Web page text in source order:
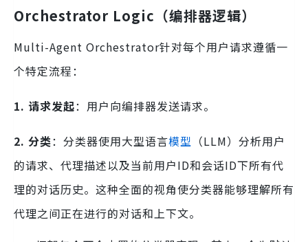
Orchestrator Logic（编排器逻辑）
Multi-Agent Orchestrator针对每个用户请求遵循一
个特定流程：
1. 请求发起：用户向编排器发送请求。
2. 分类：分类器使用大型语言模型 （LLM）分析用户
的请求、代理描述以及当前用户ID和会话ID下所有代
理的对话历史。这种全面的视角使分类器能够理解所有
代理之间正在进行的对话和上下文。